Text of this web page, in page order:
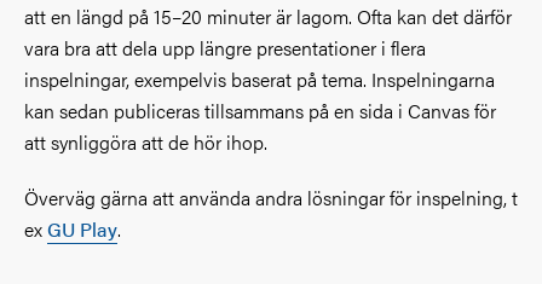
att en längd på 15–20 minuter är lagom. Ofta kan det därför
vara bra att dela upp längre presentationer i flera
inspelningar, exempelvis baserat på tema. Inspelningarna
kan sedan publiceras tillsammans på en sida i Canvas för
att synliggöra att de hör ihop.
Överväg gärna att använda andra lösningar för inspelning, t
exGU Play.